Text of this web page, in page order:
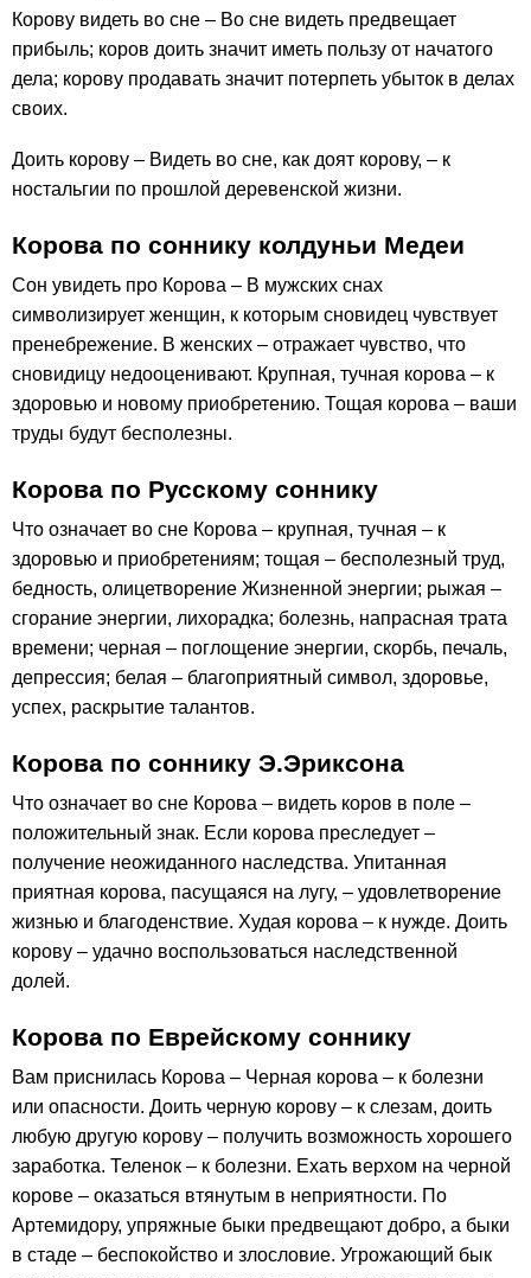
Корову видеть во сне – Во сне видеть предвещает
прибыль; коров доить значит иметь пользу от начатого
дела; корову продавать значит потерпеть убыток в делах
своих.
Доить корову – Видеть во сне, как доят корову, – к
ностальгии по прошлой деревенской жизни.
Корова по соннику колдуньи Медеи
Сон увидеть про Корова – В мужских снах
символизирует женщин, к которым сновидец чувствует
пренебрежение. В женских – отражает чувство, что
сновидицу недооценивают. Крупная, тучная корова – к
здоровью и новому приобретению. Тощая корова – ваши
труды будут бесполезны.
Корова по Русскому соннику
Что означает во сне Корова – крупная, тучная – к
здоровью и приобретениям; тощая – бесполезный труд,
бедность, олицетворение Жизненной энергии; рыжая –
сгорание энергии, лихорадка; болезнь, напрасная трата
времени; черная – поглощение энергии, скорбь, печаль,
депрессия; белая – благоприятный символ, здоровье,
успех, раскрытие талантов.
Корова по соннику Э.Эриксона
Что означает во сне Корова – видеть коров в поле –
положительный знак. Если корова преследует –
получение неожиданного наследства. Упитанная
приятная корова, пасущаяся на лугу, – удовлетворение
жизнью и благоденствие. Худая корова – к нужде. Доить
корову – удачно воспользоваться наследственной
долей.
Корова по Еврейскому соннику
Вам приснилась Корова – Черная корова – к болезни
или опасности. Доить черную корову – к слезам, доить
любую другую корову – получить возможность хорошего
заработка. Теленок – к болезни. Ехать верхом на черной
корове – оказаться втянутым в неприятности. По
Артемидору, упряжные быки предвещают добро, а быки
в стаде – беспокойство и злословие. Угрожающий бык